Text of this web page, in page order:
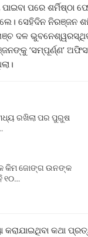
ପରେ
ସେହିଦିନ ନିରଞ୍ଜନ
ଦଳ
‘ସମ୍ପୂର୍ଣ୍ଣ’
ରଖିଲା ପର ପୁରୁଷ
କିମ ଜୋଙ୍ଗ ଉନଙ୍କ
୧୦…
କଥା